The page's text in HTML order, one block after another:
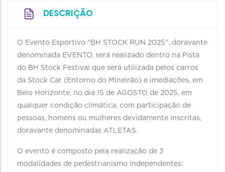
DESCRIÇÃO
O Evento Esportivo "BH STOCK RUN 2025", doravante
denominada EVENTO, será realizado dentro na Pista
do BH Stock Festival que será utilizada pelos carros
da Stock Car (Entorno do Mineirão) e imediações, em
Belo Horizonte, no dia 15 de AGOSTO de 2025, em
qualquer condição climática, com participação de
pessoas, homens ou mulheres devidamente inscritas,
doravante denominadas ATLETAS.
O evento é composto pela realização de 3
modalidades de pedestrianismo independentes: